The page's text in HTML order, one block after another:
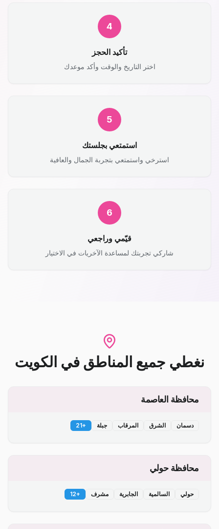
4
تأكيد الحجز
اختر التاريخ والوقت وأكد موعدك
5
استمتعي بجلستك
استرخي واستمتعي بتجربة الجمال والعافية
6
قيّمي وراجعي
شاركي تجربتك لمساعدة الآخريات في الاختيار
نغطي جميع المناطق في الكويت
محافظة العاصمة
دسمان الشرق المرقاب جبلة +
21
محافظة حولي
حولي السالمية الجابرية مشرف +
12